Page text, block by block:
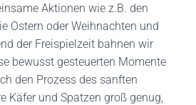
Aktionen wie z.B. den
Ostern oder Weihnachten und
der Freispielzeit bahnen wir
bewusst gesteuerten Momente
den Prozess des sanften
Käfer und Spatzen groß genug,